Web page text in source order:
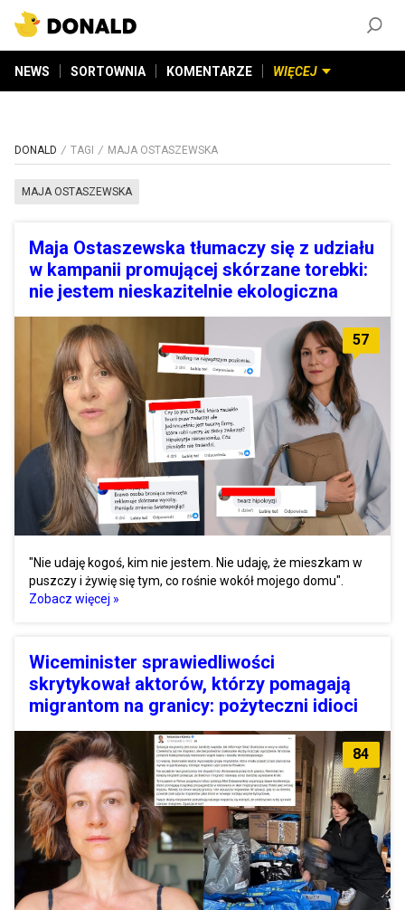
NEWS SORTOWNIA KOMENTARZE WIĘCEJ
DONALD TAGI MAJA OSTASZEWSKA
MAJA OSTASZEWSKA
Maja Ostaszewska tłumaczy się z udziału
w kampanii promującej skórzane torebki:
nie jestem nieskazitelnie ekologiczna
57
"Nie udaję kogoś, kim nie jestem. Nie udaję, że mieszkam w
puszczy i żywię się tym, co rośnie wokół mojego domu".
Zobacz więcej »
Wiceminister sprawiedliwości
skrytykował aktorów, którzy pomagają
migrantom na granicy: pożyteczni idioci
84